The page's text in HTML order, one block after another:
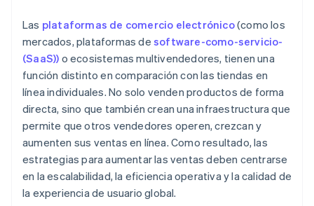
Las plataformas de comercio electrónico(como los
mercados, plataformas de software-como-servicio-
(SaaS)) o ecosistemas multivendedores, tienen una
función distinto en comparación con las tiendas en
línea individuales. No solo venden productos de forma
directa, sino que también crean una infraestructura que
permite que otros vendedores operen, crezcan y
aumenten sus ventas en línea. Como resultado, las
estrategias para aumentar las ventas deben centrarse
en la escalabilidad, la eficiencia operativa y la calidad de
la experiencia de usuario global.